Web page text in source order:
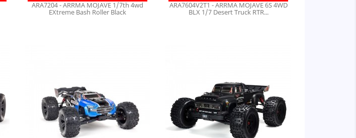
ARA7204 - ARRMA MOJAVE 1/7th 4wd
EXtreme Bash Roller Black
ARA7604V2T1 - ARRMA MOJAVE 6S 4WD
BLX 1/7 Desert Truck RTR...